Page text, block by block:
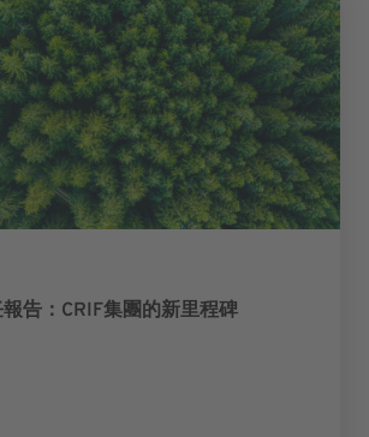
告：CRIF集團的新里程碑